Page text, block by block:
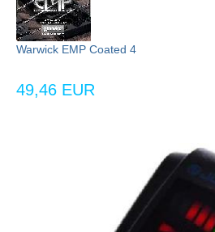
Warwick EMP Coated 4
49,46 EUR